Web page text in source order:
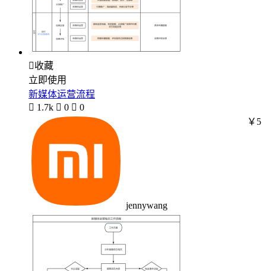
收藏
立即使用
新媒体运营流程
 1.7k  0  0
jennywang
￥5